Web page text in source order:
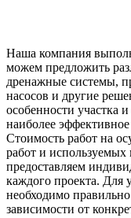
Наша компания
можем предложить
дренажные системы,
насосов и другие
особенности участка
наиболее
Стоимость работ на
работ и
предоставляем
каждого проекта. Для
необходимо
зависимости от